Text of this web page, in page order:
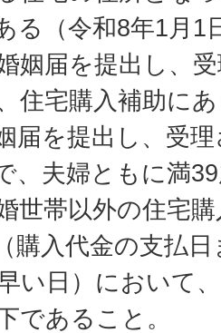
る（令和8年1月1
姻届を提出し、
住宅購入補助に
届を提出し、受
、夫婦ともに満
世帯以外の住宅
購入代金の支払
い日）において
であること。